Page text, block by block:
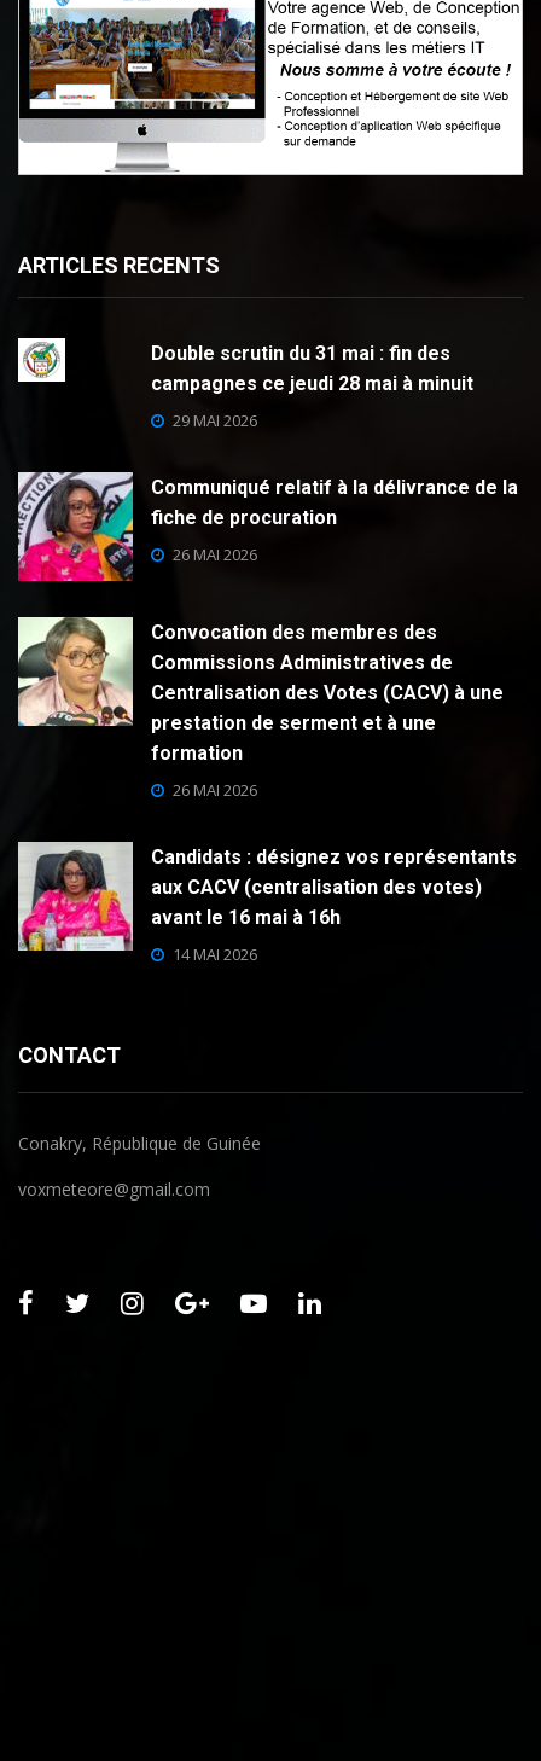
ARTICLES RECENTS
Double scrutin du 31 mai : fin des
campagnes ce jeudi 28 mai à minuit
29 MAI 2026
Communiqué relatif à la délivrance de la
fiche de procuration
26 MAI 2026
Convocation des membres des
Commissions Administratives de
Centralisation des Votes (CACV) à une
prestation de serment et à une
formation
26 MAI 2026
Candidats : désignez vos représentants
aux CACV (centralisation des votes)
avant le 16 mai à 16h
14 MAI 2026
CONTACT
Conakry, République de Guinée
voxmeteore@gmail.com